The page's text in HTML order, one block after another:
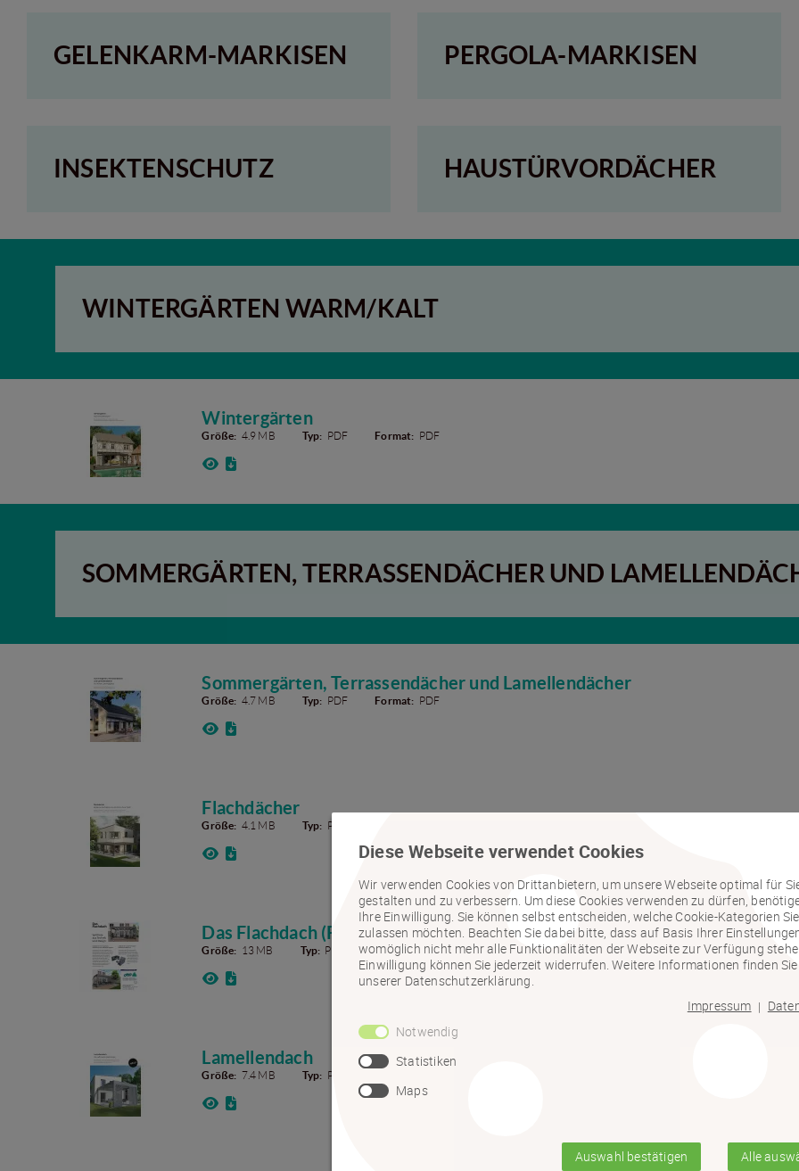
GELENKARM-MARKISEN PERGOLA-MARKISEN
INSEKTENSCHUTZ HAUSTÜRVORDÄCHER
WINTERGÄRTEN WARM/KALT
Wintergärten
Größe: 4.9 MB Typ: PDF Format: PDF
SOMMERGÄRTEN, TERRASSENDÄCHER UND
Sommergärten, Terrassendächer und Lamellendächer
Größe: 4.7 MB Typ: PDF Format: PDF
Flachdächer
Größe: 4.1 MB Typ: PDF
Das Flachdach (Flyer)
Größe: 13 MB Typ: PDF Format: PDF
Lamellendach
Größe: 7.4 MB Typ: PDF
Diese Webseite verwendet Cookies
Wir verwenden Cookies von Drittanbietern, um unsere Webseite optimal für
gestalten und zu verbessern. Um diese Cookies verwenden zu dürfen,
Ihre Einwilligung. Sie können selbst entscheiden, welche Cookie-Kategorien Sie
zulassen möchten. Beachten Sie dabei bitte, dass auf Basis Ihrer
womöglich nicht mehr alle Funktionalitäten der Webseite zur Verfügung
Einwilligung können Sie jederzeit widerrufen. Weitere Informationen finden
unserer Datenschutzerklärung.
Auswahl bestätigen Alle
Impressum |
Notwendig
Statistiken
Maps